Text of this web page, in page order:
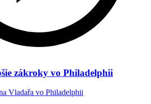
zákroky vo Philadelphii
Vladařa vo Philadelphii